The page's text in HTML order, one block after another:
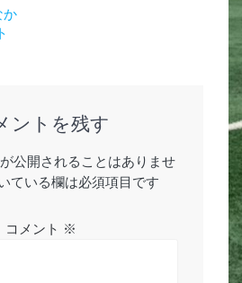
か
ントを残す
公開されることはありませ
ている欄は必須項目です
コメント ※